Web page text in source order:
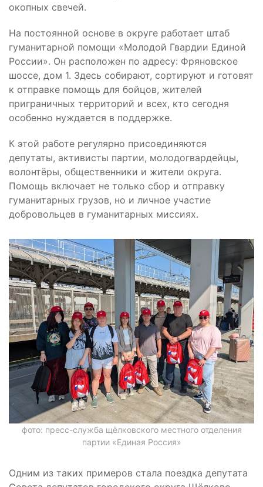
окопных свечей.
На постоянной основе в округе работает штаб
гуманитарной помощи «Молодой Гвардии Единой
России». Он расположен по адресу: Фряновское
шоссе, дом 1. Здесь собирают, сортируют и готовят
к отправке помощь для бойцов, жителей
приграничных территорий и всех, кто сегодня
особенно нуждается в поддержке.
К этой работе регулярно присоединяются
депутаты, активисты партии, молодогвардейцы,
волонтёры, общественники и жители округа.
Помощь включает не только сбор и отправку
гуманитарных грузов, но и личное участие
добровольцев в гуманитарных миссиях.
фото: пресс-служба щёлковского местного отделения
партии «Единая Россия»
Одним из таких примеров стала поездка депутата